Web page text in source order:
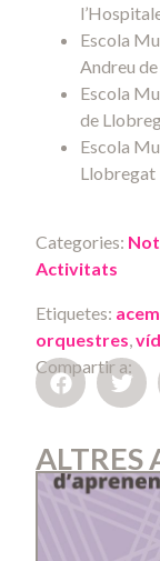
Escola
Andreu
Escola
de
Escola
Llobregat
Categories:
Activitats
Etiquetes: acem
orquestres,
Compartir a:
ALTRES